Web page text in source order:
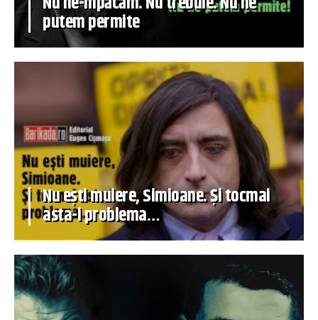
putem permite
Nu ești muiere, Simioane. Și tocmai
asta-i problema…